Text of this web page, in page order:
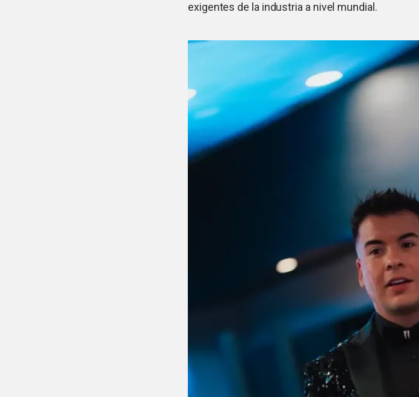
exigentes de la industria a nivel mundial.